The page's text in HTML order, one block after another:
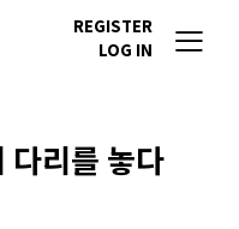
REGISTER
LOG IN
다리를 놓다